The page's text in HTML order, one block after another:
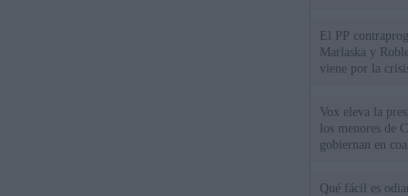
El PP
Marlaska y
viene por la
Vox eleva la
los menores de
gobiernan en
Qué fácil es